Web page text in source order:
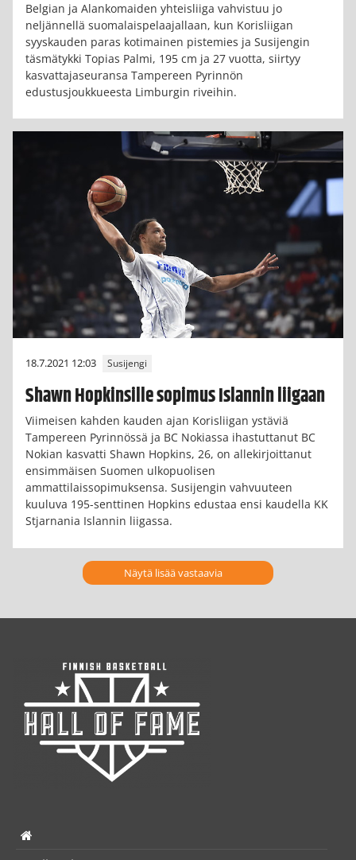
Belgian ja Alankomaiden yhteisliiga vahvistuu jo
neljännellä suomalaispelaajallaan, kun Korisliigan
syyskauden paras kotimainen pistemies ja Susijengin
täsmätykki Topias Palmi, 195 cm ja 27 vuotta, siirtyy
kasvattajaseuransa Tampereen Pyrinnön
edustusjoukkueesta Limburgin riveihin.
18.7.2021 12:03 Susijengi
Shawn Hopkinsille sopimus Islannin liigaan
Viimeisen kahden kauden ajan Korisliigan ystäviä
Tampereen Pyrinnössä ja BC Nokiassa ihastuttanut BC
Nokian kasvatti Shawn Hopkins, 26, on allekirjoittanut
ensimmäisen Suomen ulkopuolisen
ammattilaissopimuksensa. Susijengin vahvuuteen
kuuluva 195-senttinen Hopkins edustaa ensi kaudella KK
Stjarnania Islannin liigassa.
Näytä lisää vastaavia